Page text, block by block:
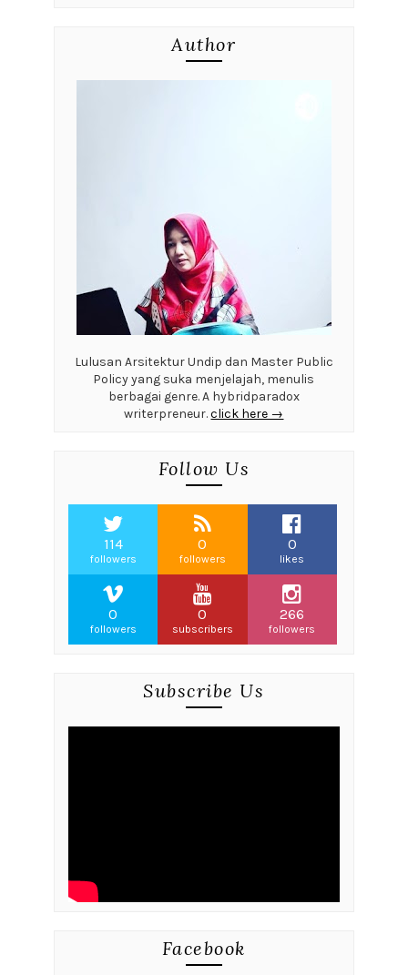
Author
Lulusan Arsitektur Undip dan Master Public
Policy yang suka menjelajah, menulis
berbagai genre. A hybridparadox
writerpreneur.click here →
Follow Us
114
followers
0
followers
0
likes
0
followers
0
subscribers
266
followers
Subscribe Us
Facebook